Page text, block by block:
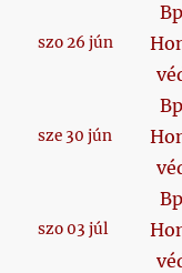
szo 26 jún
sze 30 jún
szo 03 júl